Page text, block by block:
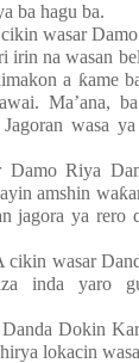
ba hagu ba.
wasar
irin na wasan
a ƙame
Ma’ana,
wasa ya
Riya
amshin waƙ
jagora ya rero
cikin wasar
inda yaro
Dokin
lokacin wasa